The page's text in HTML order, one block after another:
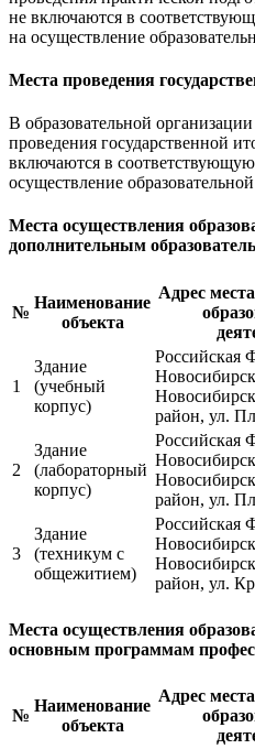
не включаются в
на осуществление
Места проведения
В образовательной
проведения государственной
включаются в
осуществление
Места осуществления
дополнительным
№
Наименование
объекта
Адрес
1
Здание
(учебный
корпус)
Российская
район, ул.
2
Здание
(лабораторный
корпус)
Российская
район, ул.
3
Здание
(техникум с
общежитием)
Российская
район, ул.
Места осуществления
основным программам
№
Наименование
объекта
Адрес